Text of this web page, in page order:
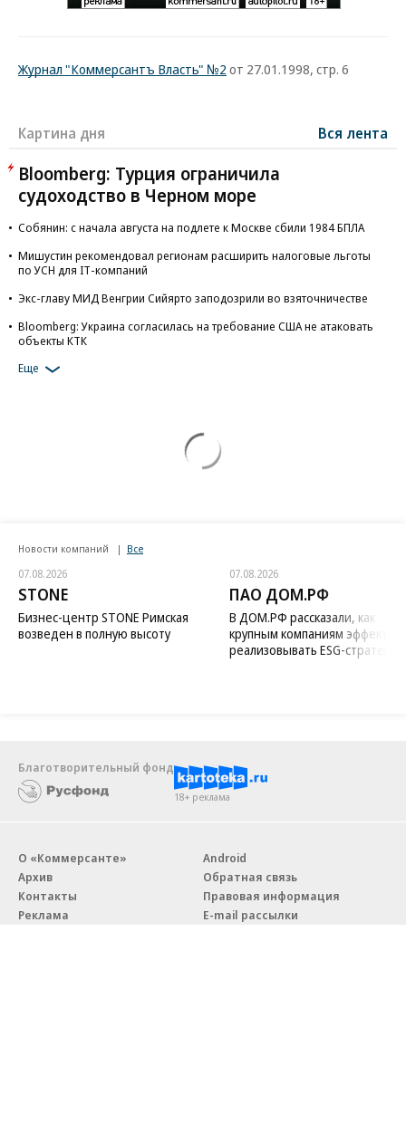
Журнал "Коммерсантъ Власть" №2 от 27.01.1998, стр. 6
Картина дня Вся лента
Bloomberg: Турция ограничила
судоходство в Черном море
Собянин: с начала августа на подлете к Москве сбили 1984 БПЛА
Мишустин рекомендовал регионам расширить налоговые льготы
по УСН для IT-компаний
Экс-главу МИД Венгрии Сийярто заподозрили во взяточничестве
Bloomberg: Украина согласилась на требование США не атаковать
объекты КТК
Еще
Новости компаний Все
07.08.2026
STONE
Бизнес-центр STONE Римская
возведен в полную высоту
07.08.2026
ПАО ДОМ.РФ
В ДОМ.РФ рассказали, как
крупным компаниям
реализовывать ESG-стратегию
Благотворительный фонд
18+ реклама
О «Коммерсанте»
Архив
Контакты
Реклама
Android
Обратная связь
Правовая информация
E-mail рассылки